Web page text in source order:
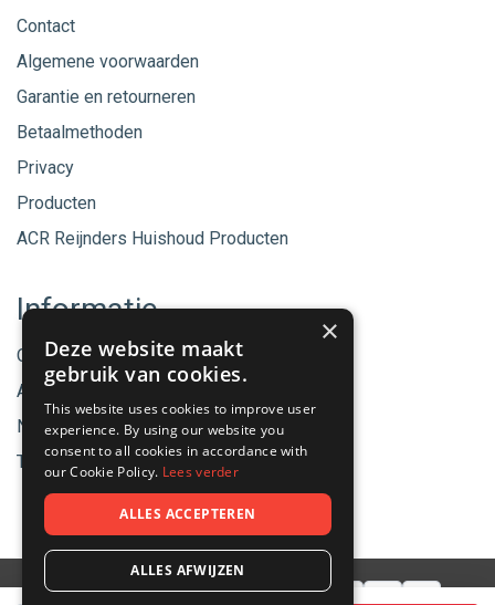
Contact
Algemene voorwaarden
Garantie en retourneren
Betaalmethoden
Privacy
Producten
ACR Reijnders Huishoud Producten
Informatie
Onze merken
Aanbiedingen
Nieuwe producten
Tips & Nieuws
×
Deze website maakt
gebruik van cookies.
This website uses cookies to improve user
experience. By using our website you
consent to all cookies in accordance with
our Cookie Policy. Lees verder
ALLES ACCEPTEREN
ALLES AFWIJZEN